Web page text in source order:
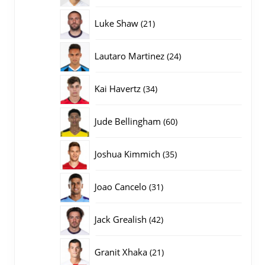
Luke Shaw 2121
Lautaro Martinez 2424
Kai Havertz 3434
Jude Bellingham 6060
Joshua Kimmich 3535
Joao Cancelo 3131
Jack Grealish 4242
Granit Xhaka 2121